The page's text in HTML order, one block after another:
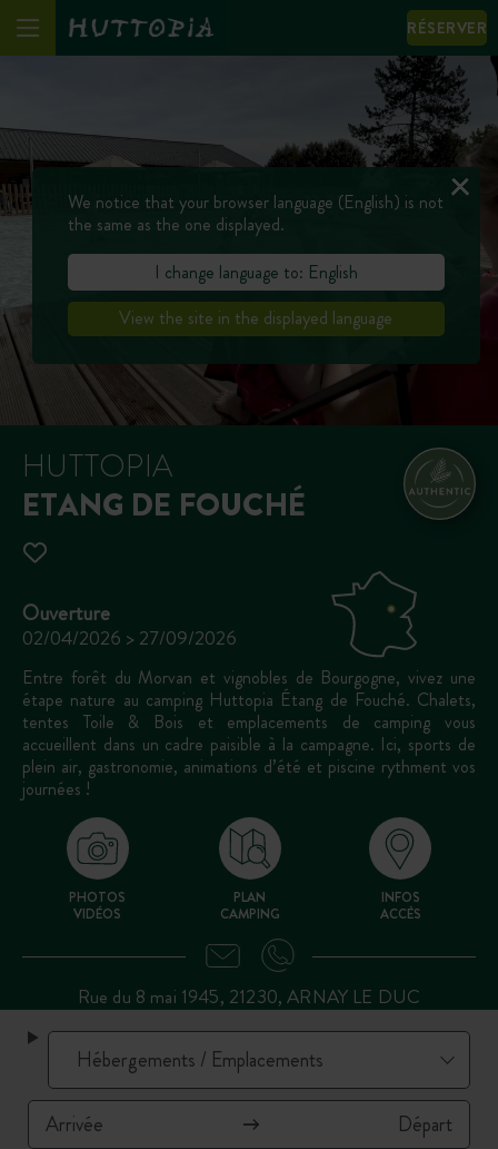
RÉSERVER
HUTTOPIA
ETANG DE FOUCHÉ
Ouverture
02/04/2026 > 27/09/2026
Entre forêt du Morvan et vignobles de Bourgogne, vivez une
étape nature au camping Huttopia Étang de Fouché. Chalets,
tentes Toile & Bois et emplacements de camping vous
accueillent dans un cadre paisible à la campagne. Ici, sports de
plein air, gastronomie, animations d’été et piscine rythment vos
journées !
PHOTOS
VIDÉOS
PLAN
CAMPING
INFOS
ACCÈS
Rue du 8 mai 1945, 21230, ARNAY LE DUC
We notice that your browser language (English) is not
the same as the one displayed.
I change language to: English
View the site in the displayed language